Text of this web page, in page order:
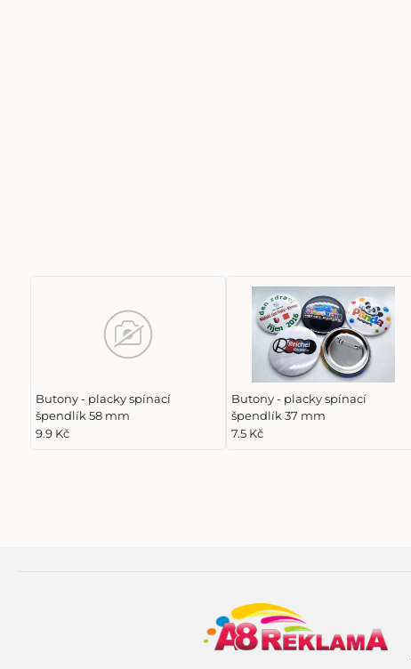
Butony - placky spínací
špendlík 58 mm
9.9 Kč
Butony - placky spínací
špendlík 37 mm
7.5 Kč